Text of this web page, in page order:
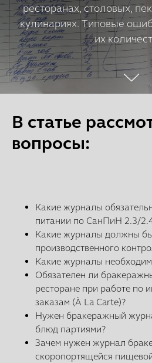
ресторанах, столовых,
кулинариях. Типовые
их
В статье
вопросы:
Какие журналы
питании по СанПиН 2.3/
Какие журналы должны
производственного
Какие журналы
Обязателен ли
ресторане при работе по
заказам (À La Carte)?
Нужен бракеражный
блюд партиями?
Зачем нужен журнал
скоропортящейся